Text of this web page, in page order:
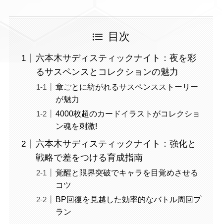
目次
六本木サディスティックナイト：夜を彩
るサスペンスとコレクションの魅力
章ごとに紡がれるサスペンスストーリー
が魅力
4000枚超のカードイラストがコレクショ
ン魂を刺激!
六本木サディスティックナイト：強化と
戦略で差をつける育成指南
覚醒と限界突破でキャラを目覚めさせる
コツ
BP回復を見越した効率的なバトル周回プ
ラン